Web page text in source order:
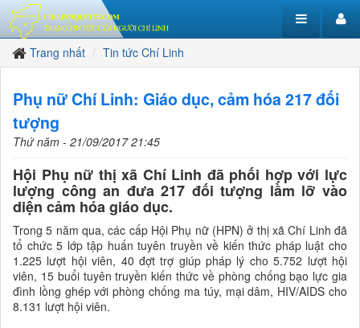
Trang nhất Tin tức Chí Linh
Phụ nữ Chí Linh: Giáo dục, cảm hóa 217 đối
tượng
Thứ năm - 21/09/2017 21:45
Hội Phụ nữ thị xã Chí Linh đã phối hợp với lực
lượng công an đưa 217 đối tượng lầm lỡ vào
diện cảm hóa giáo dục.
Trong 5 năm qua, các cấp Hội Phụ nữ (HPN) ở thị xã Chí Linh đã
tổ chức 5 lớp tập huấn tuyên truyền về kiến thức pháp luật cho
1.225 lượt hội viên, 40 đợt trợ giúp pháp lý cho 5.752 lượt hội
viên, 15 buổi tuyên truyền kiến thức về phòng chống bạo lực gia
đình lồng ghép với phòng chống ma túy, mại dâm, HIV/AIDS cho
8.131 lượt hội viên.